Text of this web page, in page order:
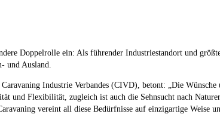
Doppelrolle ein: Als führender Industriestandort und
und Ausland.
Industrie Verbandes (CIVD), betont: „Die Wünsche
und Flexibilität, zugleich ist auch die Sehnsucht nach
vereint all diese Bedürfnisse auf einzigartige Weise